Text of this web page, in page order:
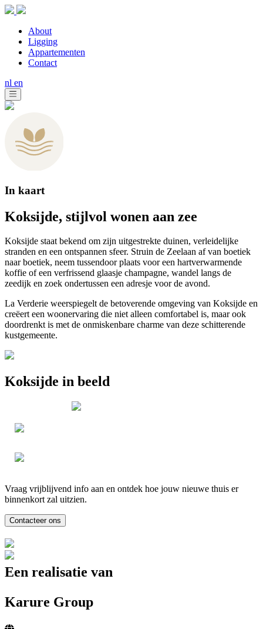
About
Ligging
Appartementen
Contact
nl en
In kaart
Koksijde, stijlvol wonen aan zee
Koksijde staat bekend om zijn uitgestrekte duinen, verleidelijke
stranden en een ontspannen sfeer. Struin de Zeelaan af van boetiek
naar boetiek, neem tussendoor plaats voor een hartverwarmende
koffie of een verfrissend glaasje champagne, wandel langs de
zeedijk en zoek ondertussen een adresje voor de avond.
La Verderie weerspiegelt de betoverende omgeving van Koksijde en
creëert een woonervaring die niet alleen comfortabel is, maar ook
doordrenkt is met de onmiskenbare charme van deze schitterende
kustgemeente.
Koksijde in beeld
Vraag vrijblijvend info aan en ontdek hoe jouw nieuwe thuis er
binnenkort zal uitzien.
Contacteer ons
Een realisatie van
Karure Group